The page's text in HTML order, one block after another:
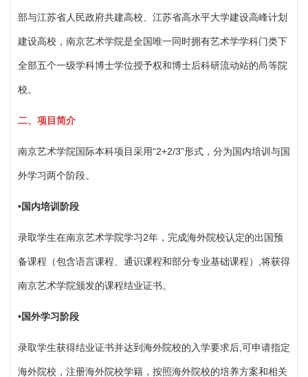
部与江苏省人民政府共建高校、江苏省高水平大学建设高峰计划
建设高校，南京艺术学院是全国唯一同时拥有艺术学学科门类下
全部五个一级学科博士学位授予权和博士后科研流动站的咼等院
校。
二、 项目简介
南京艺术学院国际本科项目采用“2+2/3”形式，分为国内培训与国
外学习两个阶段。
•国内培训阶段
录取学生在南京艺术学院学习2年，完成海外院校认定的出国预
备课程（包含语言课程、通识课程和部分专业基础课程）,将获得
南京艺术学院颁发的课程结业证书。
•国外学习阶段
录取学生获得结业证书并达到海外院校的入学要求后 ,可申请指定
海外院校，注册海外院校学籍，按照海外院校的培养方案和相关